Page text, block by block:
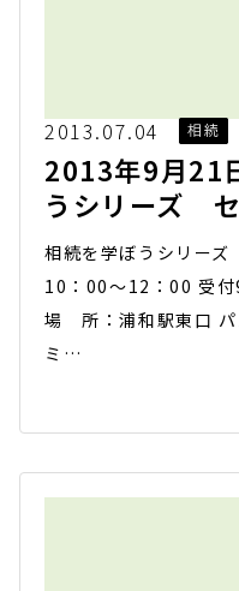
2013.07.04 相続
2013年9月21
うシリーズ
相続を学ぼうシリー
10：00～12：00 受
場 所：浦和駅東口 パ
ミ…